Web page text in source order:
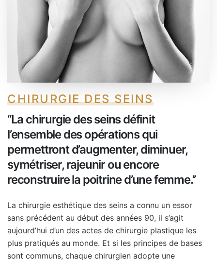
CHIRURGIE DES SEINS
‘‘La chirurgie des seins définit
l’ensemble des opérations qui
permettront d’augmenter, diminuer,
symétriser, rajeunir ou encore
reconstruire la poitrine d’une femme.’’
La chirurgie esthétique des seins a connu un essor
sans précédent au début des années 90, il s’agit
aujourd’hui d’un des actes de chirurgie plastique les
plus pratiqués au monde. Et si les principes de bases
sont communs, chaque chirurgien adopte une